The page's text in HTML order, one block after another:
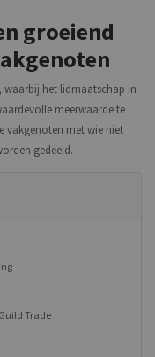
Trade
groeiend
waarbij het lidmaatschap in
meerwaarde te
vakgenoten met wie niet
gedeeld.